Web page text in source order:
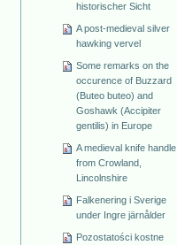
historischer Sicht
A post-medieval silver
hawking vervel
Some remarks on the
occurence of Buzzard
(Buteo buteo) and
Goshawk (Accipiter
gentilis) in Europe
A medieval knife handle
from Crowland,
Lincolnshire
Falkenering i Sverige
under Ingre järnålder
Pozostatości kostne